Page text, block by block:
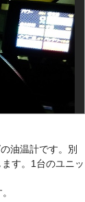
油温計です。別
す。1台のユニッ